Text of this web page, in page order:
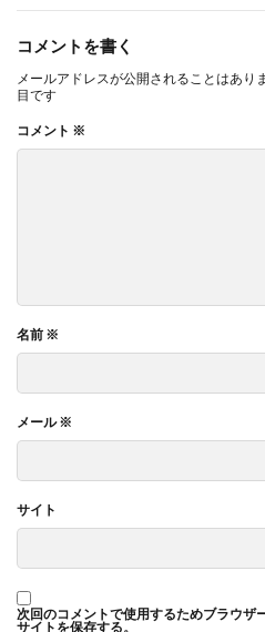
コメントを書く
メールアドレスが公開されることはあり
目です
コメント ※
名前 ※
メール※
サイト
次回のコメントで使用するためブラウザ
サイトを保存する。